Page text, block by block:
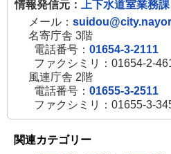
情報発信元：
上下水道室業務課
メール：
名寄庁舎 3階
電話番号： 01654-3-2111
ファクシミリ：01654-2-
風連庁舎 2階
電話番号： 01655-3-2511
ファクシミリ：01655-3-
関連カテゴリー